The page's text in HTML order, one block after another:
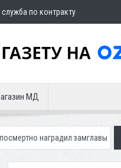
служба по контракту
МД
замглавы Шамильского района